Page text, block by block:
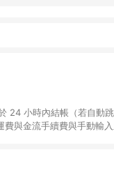
24 小時內結帳（若自動
與金流手續費與手動輸
具贈點資格。 7. 點數將於